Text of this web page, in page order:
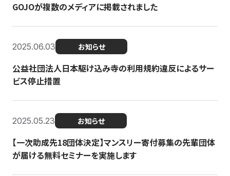
GOJOが複数のメディアに掲載されました
2025.06.03 お知らせ
公益社団法人日本駆け込み寺の利用規約違反によるサー
ビス停止措置
2025.05.23 お知らせ
【一次助成先18団体決定】マンスリー寄付募集の先輩団体
が届ける無料セミナーを実施します